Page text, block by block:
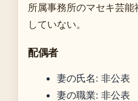
所属事務所のマセキ芸
していない。
配偶者
妻の氏名: 非公表
妻の職業: 非公表